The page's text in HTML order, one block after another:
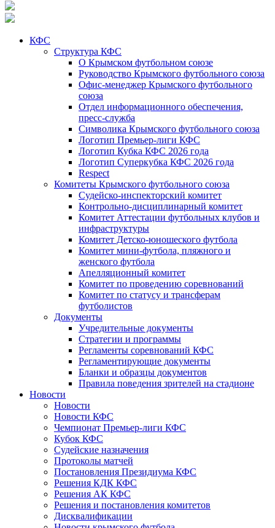
КФС
Структура КФС
О Крымском футбольном союзе
Руководство Крымского футбольного союза
Офис-менеджер Крымского футбольного
союза
Отдел информационного обеспечения,
пресс-служба
Символика Крымского футбольного союза
Логотип Премьер-лиги КФС
Логотип Кубка КФС 2026 года
Логотип Суперкубка КФС 2026 года
Respect
Комитеты Крымского футбольного союза
Судейско-инспекторский комитет
Контрольно-дисциплинарный комитет
Комитет Аттестации футбольных клубов и
инфраструктуры
Комитет Детско-юношеского футбола
Комитет мини-футбола, пляжного и
женского футбола
Апелляционный комитет
Комитет по проведению соревнований
Комитет по статусу и трансферам
футболистов
Документы
Учредительные документы
Стратегии и программы
Регламенты соревнований КФС
Регламентирующие документы
Бланки и образцы документов
Правила поведения зрителей на стадионе
Новости
Новости
Новости КФС
Чемпионат Премьер-лиги КФС
Кубок КФС
Судейские назначения
Протоколы матчей
Постановления Президиума КФС
Решения КДК КФС
Решения АК КФС
Решения и постановления комитетов
Дисквалификации